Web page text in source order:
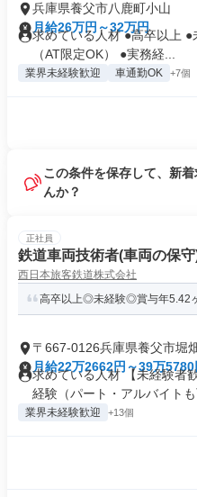
兵庫県養父市八鹿町小山
月給26万円～32万円
求めている人材 ●高卒以上
（AT限定OK） ●実務経...
業界未経験歓迎 車通勤OK +7個
この条件を保存して、新
んか？
正社員
鉄道車両技術者(車両の保
西日本旅客鉄道株式会社
高卒以上◎未経験◎賞与年5.42
〒667-0126兵庫県養父市堀
月給22万2662円～39万5780
求めている人材 【未経験者
経験（パート・アルバイトも
業界未経験歓迎 +13個